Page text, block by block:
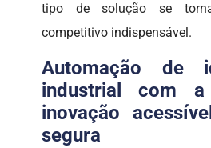
tipo de solução se
competitivo indispensável.
Automação de
industrial com a
inovação
segura